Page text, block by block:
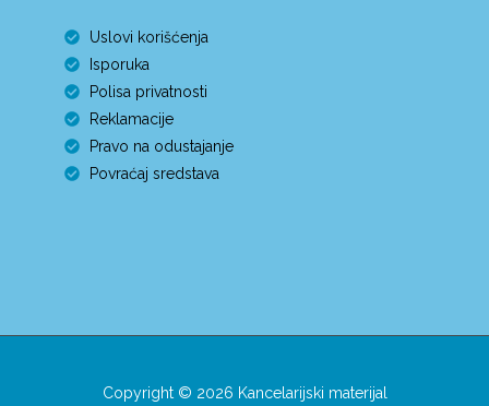
Uslovi korišćenja
Isporuka
Polisa privatnosti
Reklamacije
Pravo na odustajanje
Povraćaj sredstava
Copyright © 2026 Kancelarijski materijal